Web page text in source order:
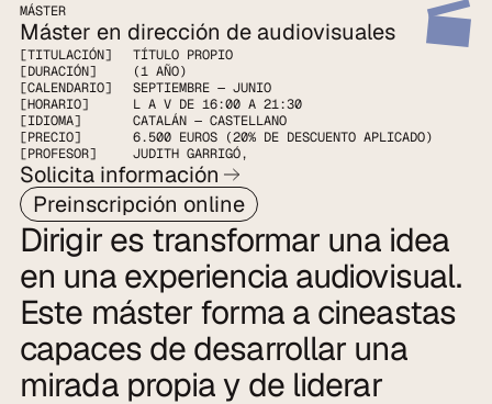
Dirigir es transformar una idea
en una experiencia audiovisual.
Este máster forma a cineastas
capaces de desarrollar una
mirada propia y de liderar
MÁSTER
Máster en dirección de audiovisuales
[TITULACIÓN]
TÍTULO PROPIO
[DURACIÓN]
(1 AÑO)
[CALENDARIO]
SEPTIEMBRE — JUNIO
[HORARIO]
L A V DE 16:00 A 21:30
[IDIOMA]
CATALÁN — CASTELLANO
[PRECIO]
6.500 EUROS (20% DE DESCUENTO APLICADO)
[PROFESOR]
JUDITH GARRIGÓ,
Solicita información
Preinscripción online